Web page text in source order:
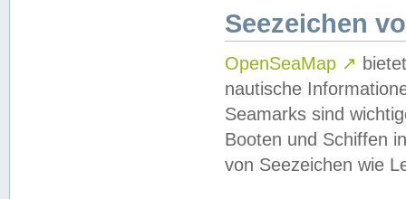
Seezeichen
OpenSeaMap ↗
nautische
Seamarks sind
Booten und Schiffen
von Seezeichen wie